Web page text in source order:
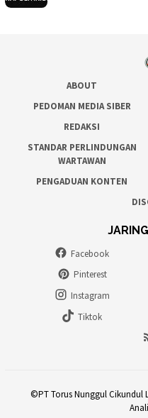
ABOUT
PEDOMAN MEDIA SIBER
REDAKSI
STANDAR PERLINDUNGAN
WARTAWAN
PENGADUAN KONTEN
Facebook
Pinterest
Instagram
Tiktok
©PT Torus Nunggul Cikundul